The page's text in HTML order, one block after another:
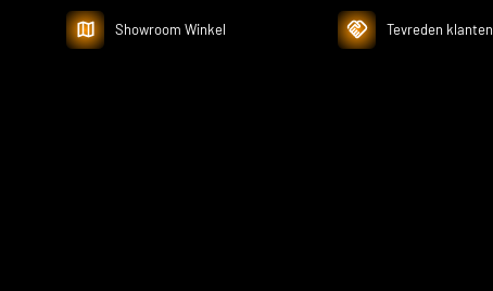
Showroom Winkel Tevreden klanten